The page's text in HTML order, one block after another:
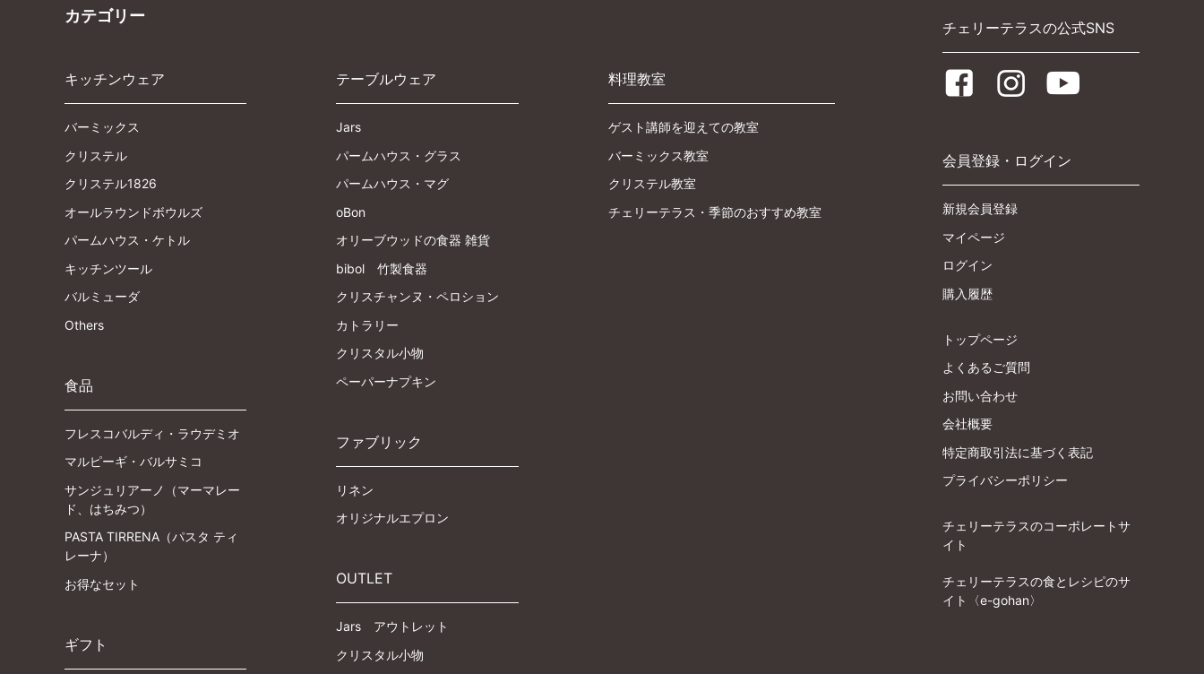
カテゴリー
キッチンウェア
バーミックス
クリステル
クリステル1826
オールラウンドボウルズ
パームハウス・ケトル
キッチンツール
バルミューダ
Others
食品
フレスコバルディ・ラウデミオ
マルピーギ・バルサミコ
サンジュリアーノ（マーマレー
ド、はちみつ）
PASTA TIRRENA（パスタ ティ
レーナ）
お得なセット
ギフト
テーブルウェア
Jars
パームハウス・グラス
パームハウス・マグ
oBon
オリーブウッドの食器 雑貨
bibol 竹製食器
クリスチャンヌ・ペロション
カトラリー
クリスタル小物
ペーパーナプキン
ファブリック
リネン
オリジナルエプロン
OUTLET
Jars アウトレット
クリスタル小物
料理教室
ゲスト講師を迎えての教室
バーミックス教室
クリステル教室
チェリーテラス・季節のおすすめ教室
チェリーテラスの公式SNS
会員登録・ログイン
新規会員登録
マイページ
ログイン
購入履歴
トップページ
よくあるご質問
お問い合わせ
会社概要
特定商取引法に基づく表記
プライバシーポリシー
チェリーテラスのコーポレートサ
イト
チェリーテラスの食とレシピのサ
イト〈e-gohan〉